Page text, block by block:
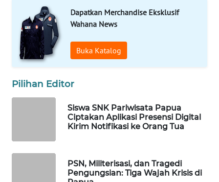
Dapatkan Merchandise Eksklusif
Wahana News
Buka Katalog
Pilihan Editor
Siswa SNK Pariwisata Papua
Ciptakan Aplikasi Presensi Digital
Kirim Notifikasi ke Orang Tua
PSN, Militerisasi, dan Tragedi
Pengungsian: Tiga Wajah Krisis di
WALINKI
ID
MAWAKA
ID
MARTABAT
MKLI